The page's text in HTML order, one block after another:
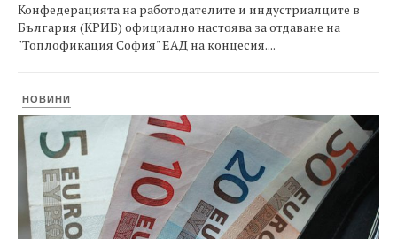
Конфедерацията на работодателите и индустриалците в
България (КРИБ) официално настоява за отдаване на
"Топлофикация София" ЕАД на концесия....
НОВИНИ